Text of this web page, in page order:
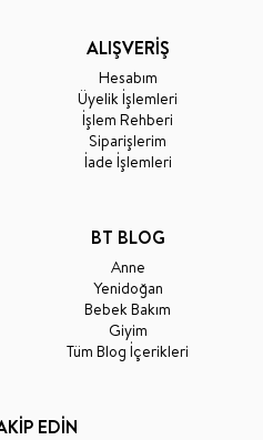
ALIŞVERİŞ
Hesabım
Üyelik İşlemleri
İşlem Rehberi
Siparişlerim
İade İşlemleri
BT BLOG
Anne
Yenidoğan
Bebek Bakım
Giyim
Tüm Blog İçerikleri
EDİN